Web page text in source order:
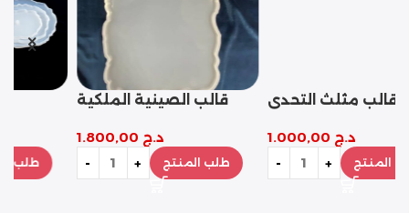
قالب مثلث التحدي
د.ج1.000,00
طلب المنتج
قوالب القلوب التسعة
د.ج
طلب المنتج